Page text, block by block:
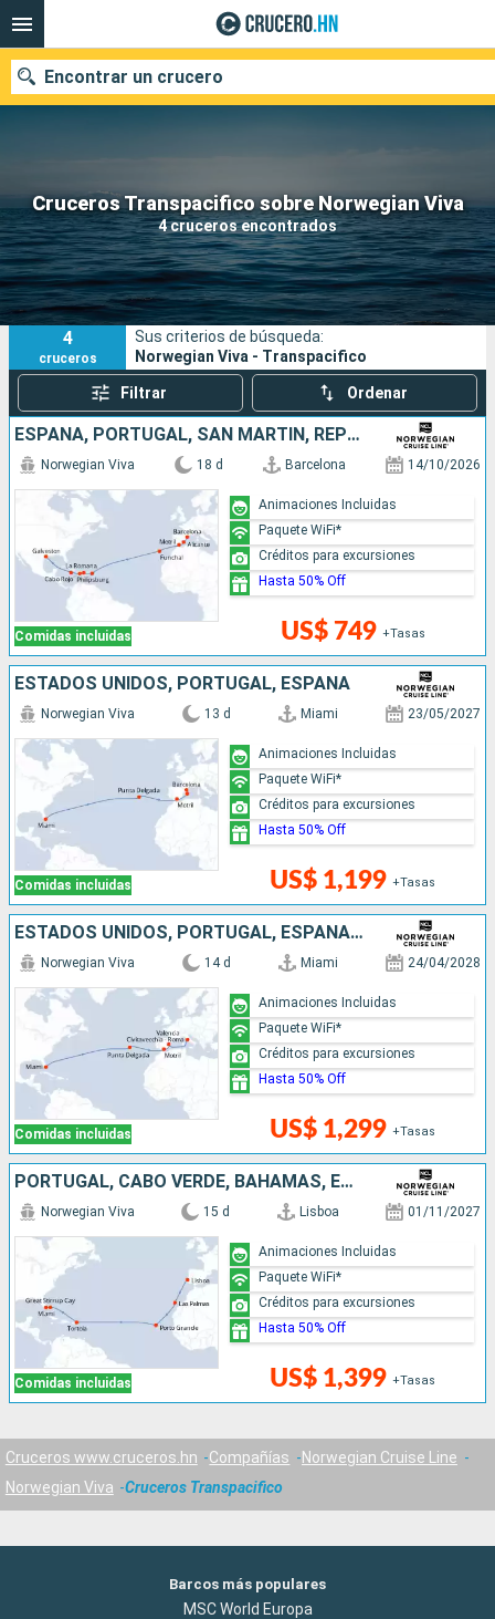
Cruceros Transpacifico sobre Norwegian Viva
4 cruceros encontrados
Encontrar un crucero
Nuestros destinos
Fecha de salida
Puertos Compañías
Buscar
4
cruceros
Sus criterios de búsqueda:
Norwegian Viva - Transpacifico
Filtrar Ordenar
ESPAÑA, PORTUGAL, SAN MARTÍN, REPÚBLICA DOMINICANA, JAMAICA, ESTADOS UNIDOS
Comidas incluidas
Norwegian Viva 18 d Barcelona 14/10/2026
US$ 749 +Tasas
Animaciones Incluidas
Paquete WiFi*
Créditos para excursiones
Hasta 50% Off
ESTADOS UNIDOS, PORTUGAL, ESPAÑA
Comidas incluidas
Norwegian Viva 13 d Miami 23/05/2027
US$ 1,199 +Tasas
Animaciones Incluidas
Paquete WiFi*
Créditos para excursiones
Hasta 50% Off
ESTADOS UNIDOS, PORTUGAL, ESPAÑA, ITALIA
Comidas incluidas
Norwegian Viva 14 d Miami 24/04/2028
US$ 1,299 +Tasas
Animaciones Incluidas
Paquete WiFi*
Créditos para excursiones
Hasta 50% Off
PORTUGAL, CABO VERDE, BAHAMAS, ESTADOS UNIDOS
Comidas incluidas
Norwegian Viva 15 d Lisboa 01/11/2027
US$ 1,399 +Tasas
Animaciones Incluidas
Paquete WiFi*
Créditos para excursiones
Hasta 50% Off
Cruceros www.cruceros.hn Compañías
Norwegian Cruise Line
Norwegian Viva
Cruceros Transpacifico
Barcos más populares
MSC World Europa